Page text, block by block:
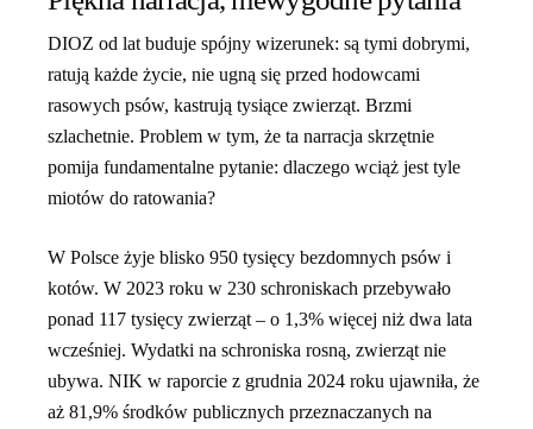
DIOZ od lat buduje spójny wizerunek: są tymi dobrymi,
ratują każde życie, nie ugną się przed hodowcami
rasowych psów, kastrują tysiące zwierząt. Brzmi
szlachetnie. Problem w tym, że ta narracja skrzętnie
pomija fundamentalne pytanie: dlaczego wciąż jest tyle
miotów do ratowania?
W Polsce żyje blisko 950 tysięcy bezdomnych psów i
kotów. W 2023 roku w 230 schroniskach przebywało
ponad 117 tysięcy zwierząt – o 1,3% więcej niż dwa lata
wcześniej. Wydatki na schroniska rosną, zwierząt nie
ubywa. NIK w raporcie z grudnia 2024 roku ujawniła, że
aż 81,9% środków publicznych przeznaczanych na